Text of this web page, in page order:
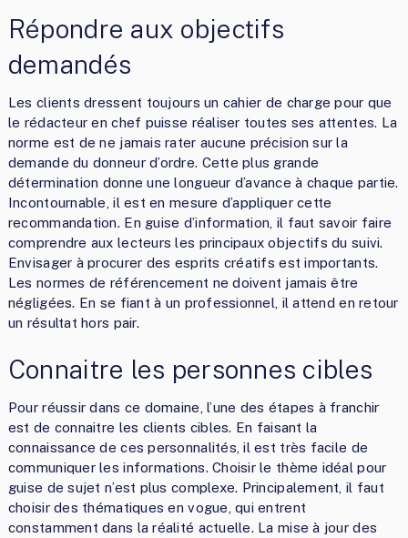
Répondre aux objectifs
demandés
Les clients dressent toujours un cahier de charge pour que
le rédacteur en chef puisse réaliser toutes ses attentes. La
norme est de ne jamais rater aucune précision sur la
demande du donneur d’ordre. Cette plus grande
détermination donne une longueur d’avance à chaque partie.
Incontournable, il est en mesure d’appliquer cette
recommandation. En guise d’information, il faut savoir faire
comprendre aux lecteurs les principaux objectifs du suivi.
Envisager à procurer des esprits créatifs est importants.
Les normes de référencement ne doivent jamais être
négligées. En se fiant à un professionnel, il attend en retour
un résultat hors pair.
Connaitre les personnes cibles
Pour réussir dans ce domaine, l’une des étapes à franchir
est de connaitre les clients cibles. En faisant la
connaissance de ces personnalités, il est très facile de
communiquer les informations. Choisir le thème idéal pour
guise de sujet n’est plus complexe. Principalement, il faut
choisir des thématiques en vogue, qui entrent
constamment dans la réalité actuelle. La mise à jour des